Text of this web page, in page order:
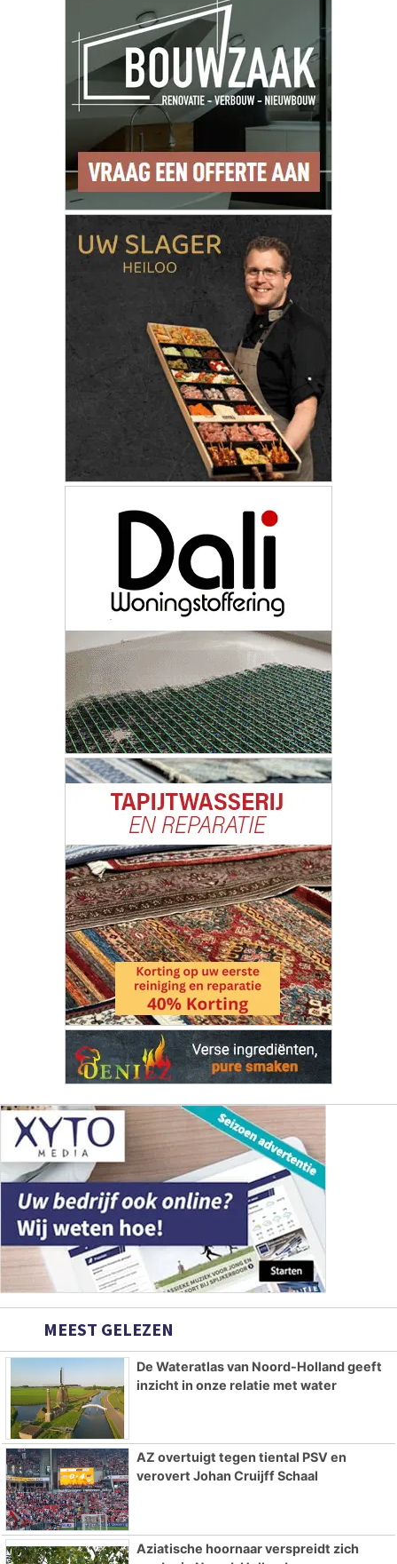
MEEST GELEZEN
De Wateratlas van Noord-Holland geeft
inzicht in onze relatie met water
AZ overtuigt tegen tiental PSV en
verovert Johan Cruijff Schaal
Aziatische hoornaar verspreidt zich